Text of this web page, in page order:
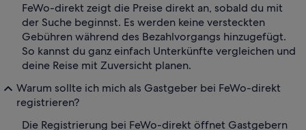
FeWo-direkt zeigt die Preise direkt an, sobald du mit
der Suche beginnst. Es werden keine versteckten
Gebühren während des Bezahlvorgangs hinzugefügt.
So kannst du ganz einfach Unterkünfte vergleichen und
deine Reise mit Zuversicht planen.
Warum sollte ich mich als Gastgeber bei FeWo-direkt
registrieren?
Die Registrierung bei FeWo-direkt öffnet Gastgebern